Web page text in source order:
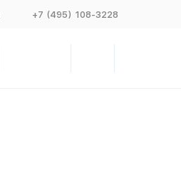
+7 (495) 108-3228